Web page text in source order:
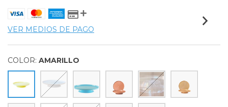
VER MEDIOS DE PAGO
COLOR: AMARILLO